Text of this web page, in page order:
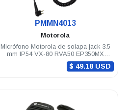
PMMN4013
Motorola
Micrófono Motorola de solapa jack 3.5
mm IP54 VX-80 RVA50 EP350MX
DEP250 DEP450 A8 R2
$ 49.18 USD